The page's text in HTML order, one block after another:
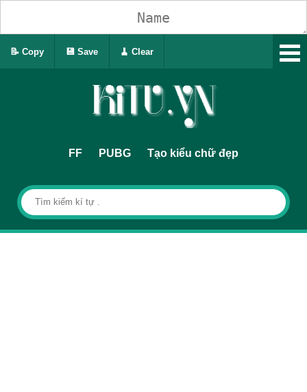
FF PUBG Tạo kiểu chữ đẹp
📝 Copy 💾 Save 🧹 Clear